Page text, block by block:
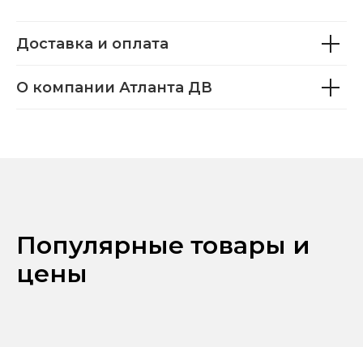
Доставка и оплата
О компании Атланта ДВ
Популярные товары и
цены